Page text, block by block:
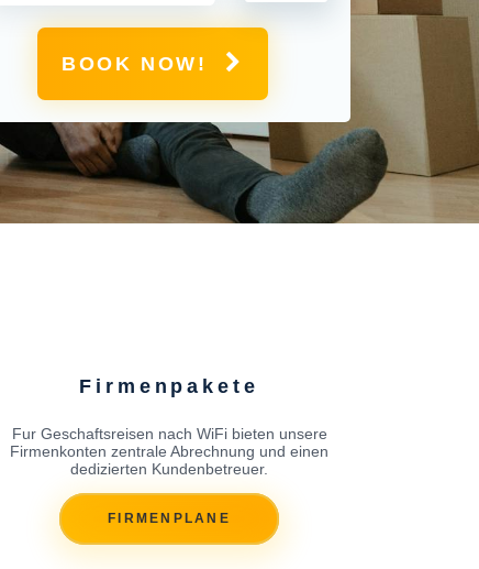
BOOK NOW!
Firmenpakete
Fur Geschaftsreisen nach WiFi bieten unsere
Firmenkonten zentrale Abrechnung und einen
dedizierten Kundenbetreuer.
FIRMENPLANE